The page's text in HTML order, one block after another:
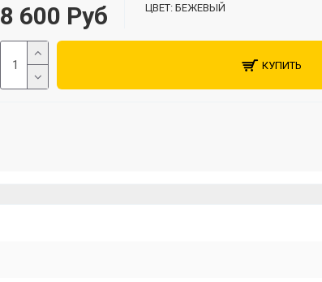
8 600 Руб ЦВЕТ: БЕЖЕВЫЙ
КУПИТЬ